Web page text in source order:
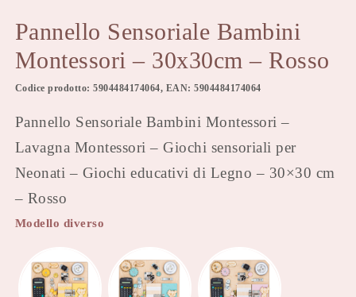
Pannello Sensoriale Bambini
Montessori – 30x30cm – Rosso
Codice prodotto: 5904484174064, EAN: 5904484174064
Pannello Sensoriale Bambini Montessori –
Lavagna Montessori – Giochi sensoriali per
Neonati – Giochi educativi di Legno – 30×30 cm
– Rosso
Modello diverso